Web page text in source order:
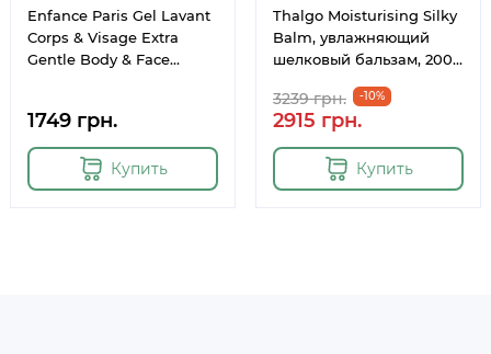
Enfance Paris Gel Lavant
Corps & Visage Extra
Gentle Body & Face
500 мл
1749 грн.
Купить
Thalgo Moisturising Silky
Balm, увлажняющий
шелковый бальзам, 200
3239 грн. -10%
2915 грн.
Купить